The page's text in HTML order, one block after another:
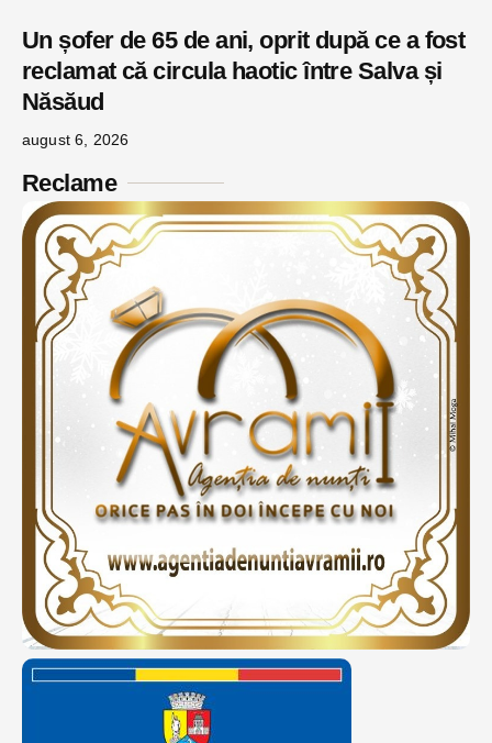
Un șofer de 65 de ani, oprit după ce a fost
reclamat că circula haotic între Salva și
Năsăud
august 6, 2026
Reclame